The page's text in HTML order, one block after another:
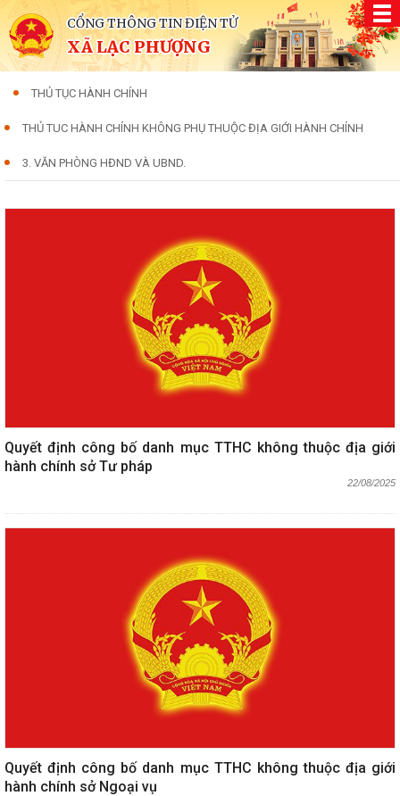
CỔNG THÔNG TIN ĐIỆN TỬ
XÃ LẠC PHƯỢNG
THỦ TỤC HÀNH CHÍNH
THỦ TUC HÀNH CHÍNH KHÔNG PHỤ THUỘC ĐỊA GIỚI HÀNH CHÍNH
3. VĂN PHÒNG HĐND VÀ UBND.
Quyết định công bố danh mục TTHC không thuộc địa giới
hành chính sở Tư pháp
22/08/2025
Quyết định công bố danh mục TTHC không thuộc địa giới
hành chính sở Ngoại vụ